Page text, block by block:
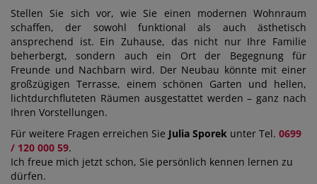
Stellen Sie sich vor, wie Sie einen modernen Wohnraum
schaffen, der sowohl funktional als auch ästhetisch
ansprechend ist. Ein Zuhause, das nicht nur Ihre Familie
beherbergt, sondern auch ein Ort der Begegnung für
Freunde und Nachbarn wird. Der Neubau könnte mit einer
großzügigen Terrasse, einem schönen Garten und hellen,
lichtdurchfluteten Räumen ausgestattet werden – ganz nach
Ihren Vorstellungen.
Für weitere Fragen erreichen Sie Julia Sporek unter Tel. 0699
/ 120 000 59.
Ich freue mich jetzt schon, Sie persönlich kennen lernen zu
dürfen.